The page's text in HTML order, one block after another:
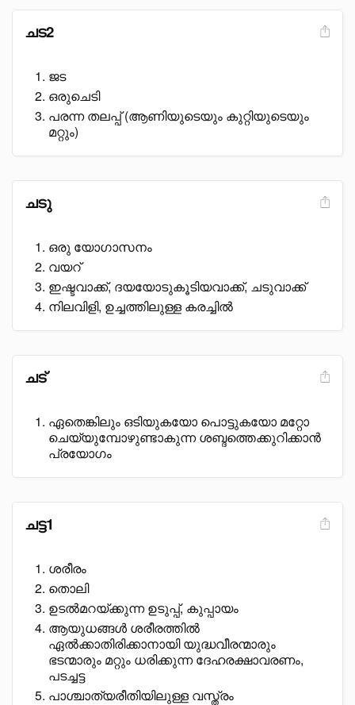
ചട2
ജട
ഒരുചെടി
പരന്ന തലപ്പ് (ആണിയുടെയും കുറ്റിയുടെയും
മറ്റും)
ചടു
ഒരു യോഗാസനം
വയറ്
ഇഷ്ടവാക്ക്, ദയയോടുകൂടിയവാക്ക്, ചടുവാക്ക്
നിലവിളി, ഉച്ചത്തിലുള്ള കരച്ചിൽ
ചട്
ഏതെങ്കിലും ഒടിയുകയോ പൊട്ടുകയോ മറ്റോ
ചെയ്യുമ്പോഴുണ്ടാകുന്ന ശബ്ദത്തെക്കുറിക്കാൻ
പ്രയോഗം
ചട്ട1
ശരീരം
തൊലി
ഉടൽമറയ്ക്കുന്ന ഉടുപ്പ്, കുപ്പായം
ആയുധങ്ങൾ ശരീരത്തിൽ
ഏൽക്കാതിരിക്കാനായി യുദ്ധവീരന്മാരും
ഭടന്മാരും മറ്റും ധരിക്കുന്ന ദേഹരക്ഷാവരണം,
പടച്ചട്ട
പാശ്ചാത്യരീതിയിലുള്ള വസ്ത്രം